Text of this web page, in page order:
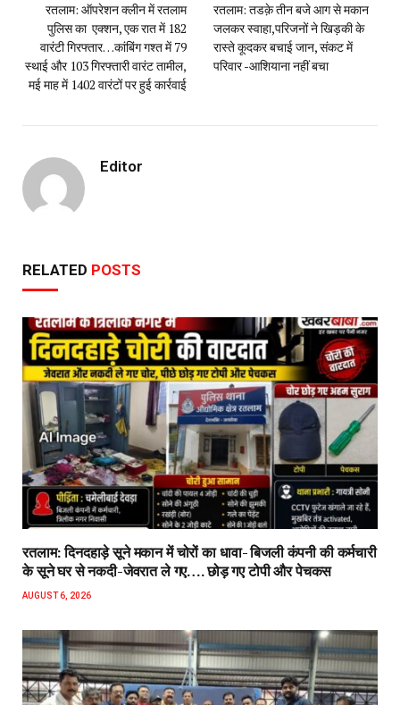
रतलाम: ऑपरेशन क्लीन‌ में रतलाम
पुलिस का एक्शन, एक रात में 182
वारंटी गिरफ्तार…कांबिंग गश्त में 79
स्थाई और 103 गिरफ्तारी वारंट तामील,
मई माह में 1402 वारंटों पर हुई कार्रवाई
रतलाम: तडक़े तीन बजे आग से मकान
जलकर स्वाहा,परिजनों ने खिड़की के
रास्ते कूदकर बचाई जान, संकट में
परिवार -आशियाना नहीं बचा
Editor
RELATED POSTS
रतलाम: दिनदहाड़े सूने मकान में चोरों का धावा- बिजली कंपनी की कर्मचारी
के सूने घर से नकदी-जेवरात ले गए…. छोड़ गए टोपी और पेचकस
AUGUST 6, 2026